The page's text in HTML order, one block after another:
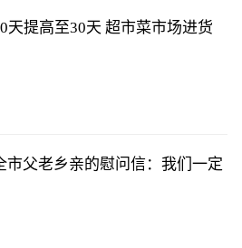
天提高至30天 超市菜市场进货
市父老乡亲的慰问信：我们一定